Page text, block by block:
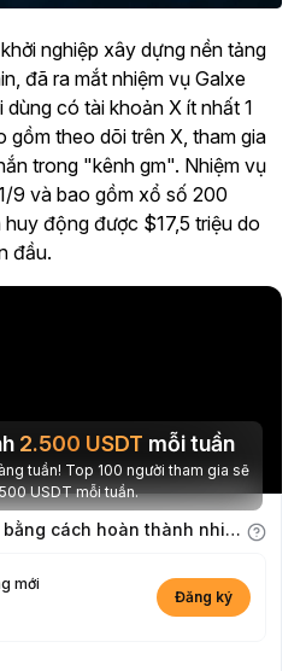
nghiệp xây dựng nền tảng
đã ra mắt nhiệm vụ Galxe
có tài khoản X ít nhất 1
gồm theo dõi trên X, tham gia
trong "kênh gm". Nhiệm vụ
9 và bao gồm xổ số 200
động được $17,5 triệu do
đầu.
2.500 USDT mỗi tuần
100 người tham gia sẽ
chia sẻ 2.500 USDT mỗi tuần.
Kiếm Điểm kinh nghiệm bằng cách hoàn thành nhiệm vụ
mới
Đăng ký